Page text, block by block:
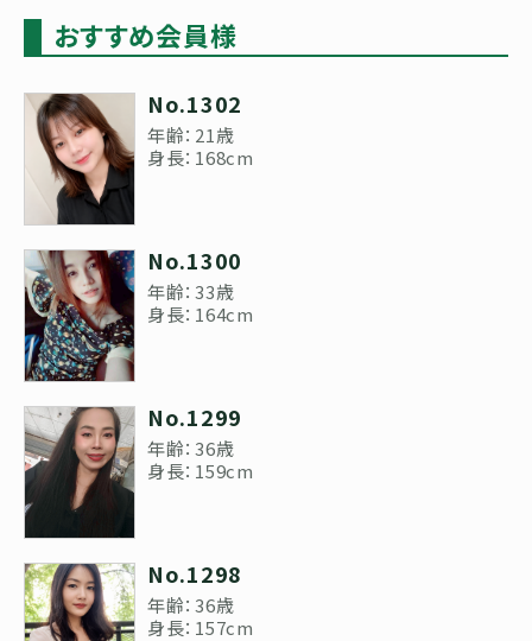
おすすめ会員様
No.1302
年齢：21歳
身長：168cm
No.1300
年齢：33歳
身長：164cm
No.1299
年齢：36歳
身長：159cm
No.1298
年齢：36歳
身長：157cm